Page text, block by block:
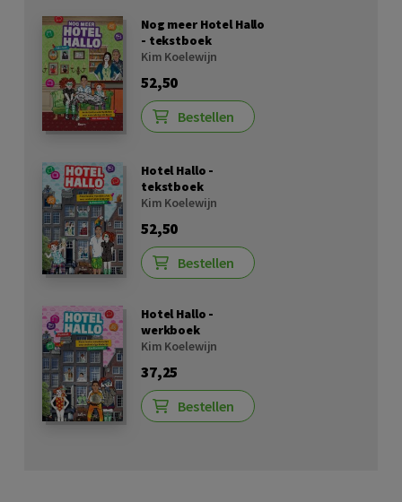
Nog meer Hotel Hallo
- tekstboek
Kim Koelewijn
52,50
Bestellen
Hotel Hallo -
tekstboek
Kim Koelewijn
52,50
Bestellen
Hotel Hallo -
werkboek
Kim Koelewijn
37,25
Bestellen